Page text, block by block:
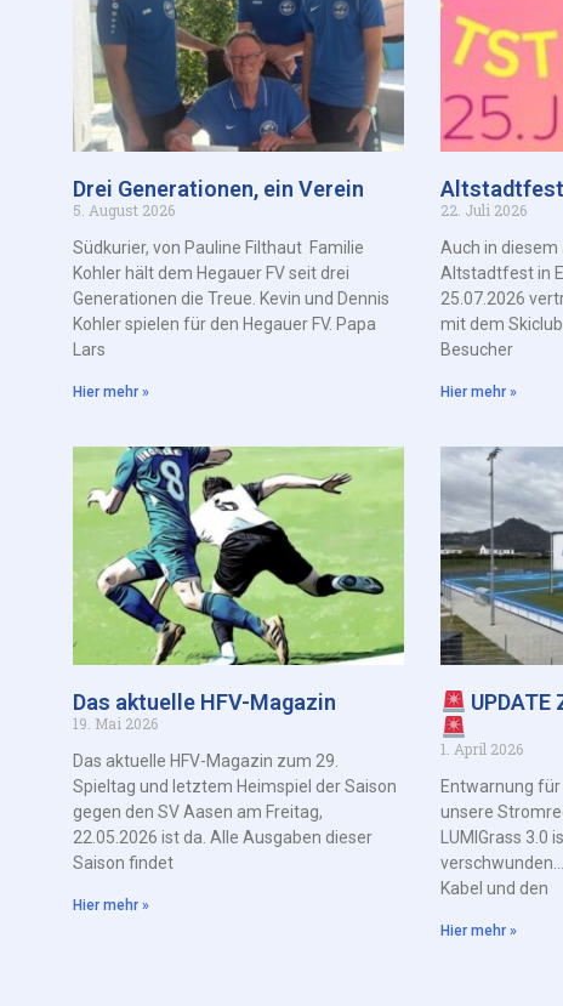
Drei Generationen, ein Verein
5. August 2026
Südkurier, von Pauline Filthaut Familie
Kohler hält dem Hegauer FV seit drei
Generationen die Treue. Kevin und Dennis
Kohler spielen für den Hegauer FV. Papa
Lars
Hier mehr »
Altstadtfest
22. Juli 2026
Auch in
Altstadtfest in
25.07.2026
mit dem
Besucher
Hier mehr »
Das aktuelle HFV-Magazin
19. Mai 2026
Das aktuelle HFV-Magazin zum 29.
Spieltag und letztem Heimspiel der Saison
gegen den SV Aasen am Freitag,
22.05.2026 ist da. Alle Ausgaben dieser
Saison findet
Hier mehr »
UPDATE
1. April 2026
Entwarnung
unsere
LUMIGrass
Kabel und den
Hier mehr »